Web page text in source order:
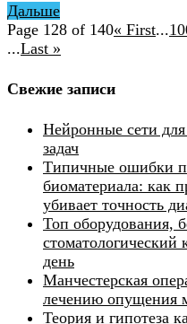
Дальше
Page 128 of 140« First...
...Last »
Свежие записи
Нейронные сети
задач
Типичные ошибки
биоматериала: как
убивает точность
Топ оборудования,
стоматологический
день
Манчестерская
лечению опущения
Теория и гипотеза